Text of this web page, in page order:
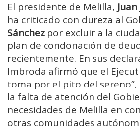
El presidente de Melilla,
ha criticado con dureza al
Sánchez por excluir a la
plan de condonación de
recientemente. En sus
Imbroda afirmó que el
toma por el pito del sereno”,
la falta de atención del
necesidades de Melilla en
otras comunidades